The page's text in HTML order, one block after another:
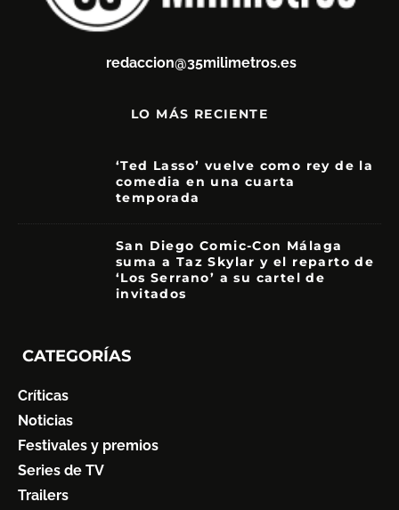
redaccion@35milimetros.es
LO MÁS RECIENTE
‘Ted Lasso’ vuelve como rey de la
comedia en una cuarta
temporada
San Diego Comic-Con Málaga
suma a Taz Skylar y el reparto de
‘Los Serrano’ a su cartel de
invitados
CATEGORÍAS
Críticas
Noticias
Festivales y premios
Series de TV
Trailers